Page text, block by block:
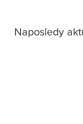
Naposledy